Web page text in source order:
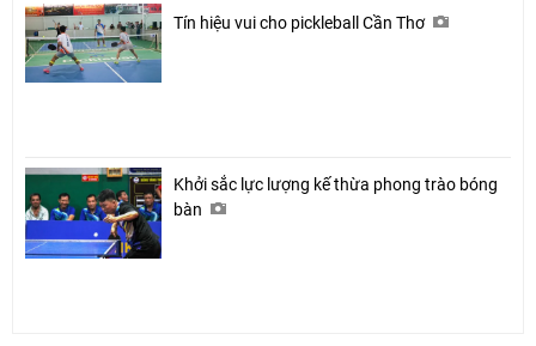
Tín hiệu vui cho pickleball Cần Thơ
Khởi sắc lực lượng kế thừa phong trào bóng
bàn